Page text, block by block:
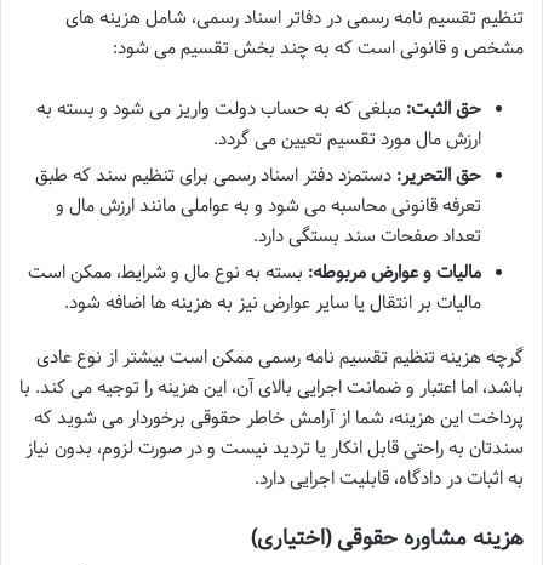
تنظیم تقسیم نامه رسمی در دفاتر اسناد رسمی، شامل هزینه های
مشخص و قانونی است که به چند بخش تقسیم می شود:
حق الثبت: مبلغی که به حساب دولت واریز می شود و بسته به
ارزش مال مورد تقسیم تعیین می گردد.
حق التحریر: دستمزد دفتر اسناد رسمی برای تنظیم سند که طبق
تعرفه قانونی محاسبه می شود و به عواملی مانند ارزش مال و
تعداد صفحات سند بستگی دارد.
مالیات و عوارض مربوطه: بسته به نوع مال و شرایط، ممکن است
مالیات بر انتقال یا سایر عوارض نیز به هزینه ها اضافه شود.
گرچه هزینه تنظیم تقسیم نامه رسمی ممکن است بیشتر از نوع عادی
باشد، اما اعتبار و ضمانت اجرایی بالای آن، این هزینه را توجیه می کند. با
پرداخت این هزینه، شما از آرامش خاطر حقوقی برخوردار می شوید که
سندتان به راحتی قابل انکار یا تردید نیست و در صورت لزوم، بدون نیاز
به اثبات در دادگاه، قابلیت اجرایی دارد.
هزینه مشاوره حقوقی (اختیاری)